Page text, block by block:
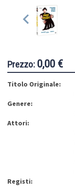
Prezzo: 0,00 €
Titolo Originale:
Genere:
Attori:
Registi: